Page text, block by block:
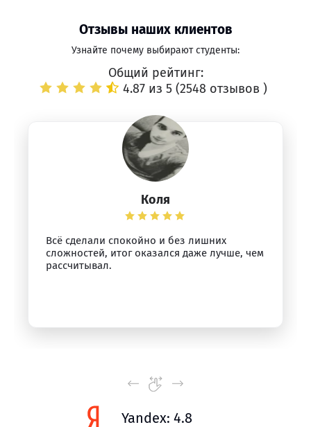
Отзывы наших клиентов
Узнайте почему выбирают студенты:
Общий рейтинг:
4.87 из 5 (2548 отзывов )
Коля
Всё сделали спокойно и без лишних
сложностей, итог оказался даже лучше, чем
рассчитывал.
Yandex: 4.8